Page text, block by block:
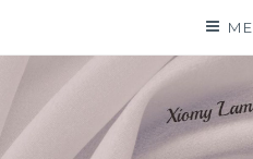
contenido
XIOMY